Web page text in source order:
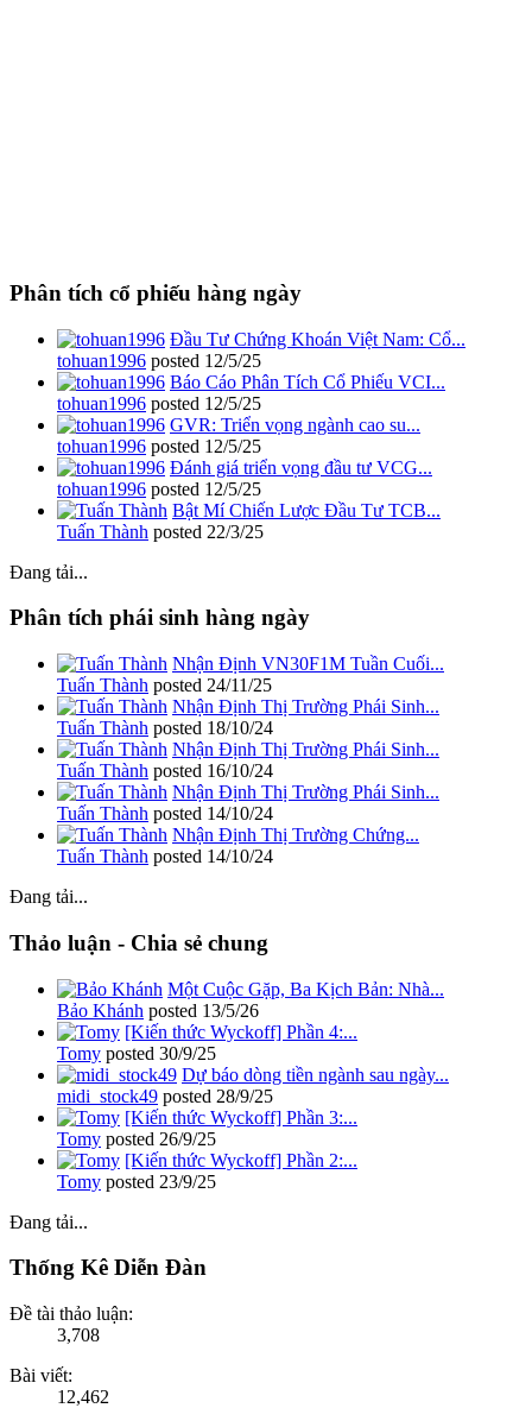
Phân tích cổ phiếu hàng ngày
Đầu Tư Chứng Khoán Việt Nam: Cổ...
tohuan1996 posted 12/5/25
Báo Cáo Phân Tích Cổ Phiếu VCI...
tohuan1996 posted 12/5/25
GVR: Triển vọng ngành cao su...
tohuan1996 posted 12/5/25
Đánh giá triển vọng đầu tư VCG...
tohuan1996 posted 12/5/25
Bật Mí Chiến Lược Đầu Tư TCB...
Tuấn Thành posted 22/3/25
Đang tải...
Phân tích phái sinh hàng ngày
Nhận Định VN30F1M Tuần Cuối...
Tuấn Thành posted 24/11/25
Nhận Định Thị Trường Phái Sinh...
Tuấn Thành posted 18/10/24
Nhận Định Thị Trường Phái Sinh...
Tuấn Thành posted 16/10/24
Nhận Định Thị Trường Phái Sinh...
Tuấn Thành posted 14/10/24
Nhận Định Thị Trường Chứng...
Tuấn Thành posted 14/10/24
Đang tải...
Thảo luận - Chia sẻ chung
Một Cuộc Gặp, Ba Kịch Bản: Nhà...
Bảo Khánh posted 13/5/26
[Kiến thức Wyckoff] Phần 4:...
Tomy posted 30/9/25
Dự báo dòng tiền ngành sau ngày...
midi_stock49 posted 28/9/25
[Kiến thức Wyckoff] Phần 3:...
Tomy posted 26/9/25
[Kiến thức Wyckoff] Phần 2:...
Tomy posted 23/9/25
Đang tải...
Thống Kê Diễn Đàn
Đề tài thảo luận:
3,708
Bài viết:
12,462